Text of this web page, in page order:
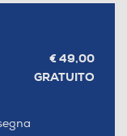
€ 49,00
GRATUITO